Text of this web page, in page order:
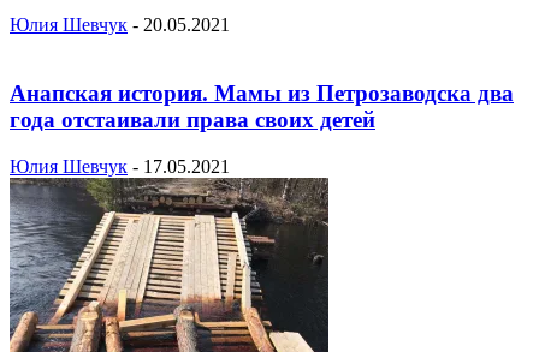
Юлия Шевчук - 20.05.2021
Анапская история. Мамы из Петрозаводска два
года отстаивали права своих детей
Юлия Шевчук - 17.05.2021